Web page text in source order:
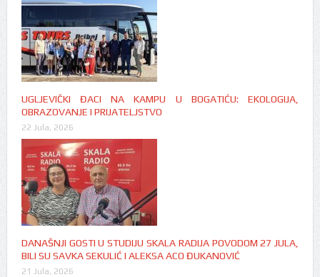
UGLJEVIČKI ĐACI NA KAMPU U BOGATIĆU: EKOLOGIJA,
OBRAZOVANJE I PRIJATELJSTVO
22 Jula, 2026
DANAŠNJI GOSTI U STUDIJU SKALA RADIJA POVODOM 27 JULA,
BILI SU SAVKA SEKULIĆ I ALEKSA ACO ĐUKANOVIĆ
21 Jula, 2026